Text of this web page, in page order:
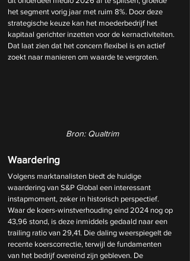
het segment vorig jaar met ruim 8%. Door deze
strategische keuze kan het moederbedrijf het
kapitaal gerichter inzetten voor de kernactiviteiten.
Dat laat zien dat het concern flexibel is en actief
zoekt naar manieren om waarde te vergroten.
Bron: Qualtrim
Waardering
Volgens marktanalisten biedt de huidige
waardering van S&P Global een interessant
instapmoment, zeker in historisch perspectief.
Waar de koers-winstverhouding eind 2024 nog op
43,96 stond, is deze inmiddels gedaald naar een
trailing ratio van 29,41. Die daling weerspiegelt de
recente koerscorrectie, terwijl de fundamenten
van het bedrijf overeind zijn gebleven. De